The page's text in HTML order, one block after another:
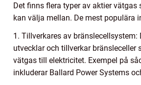
Det finns flera typer av aktier vätgas
kan välja mellan. De mest populära
1. Tillverkares av bränslecellsystem:
utvecklar och tillverkar bränsleceller
vätgas till elektricitet. Exempel på
inkluderar Ballard Power Systems